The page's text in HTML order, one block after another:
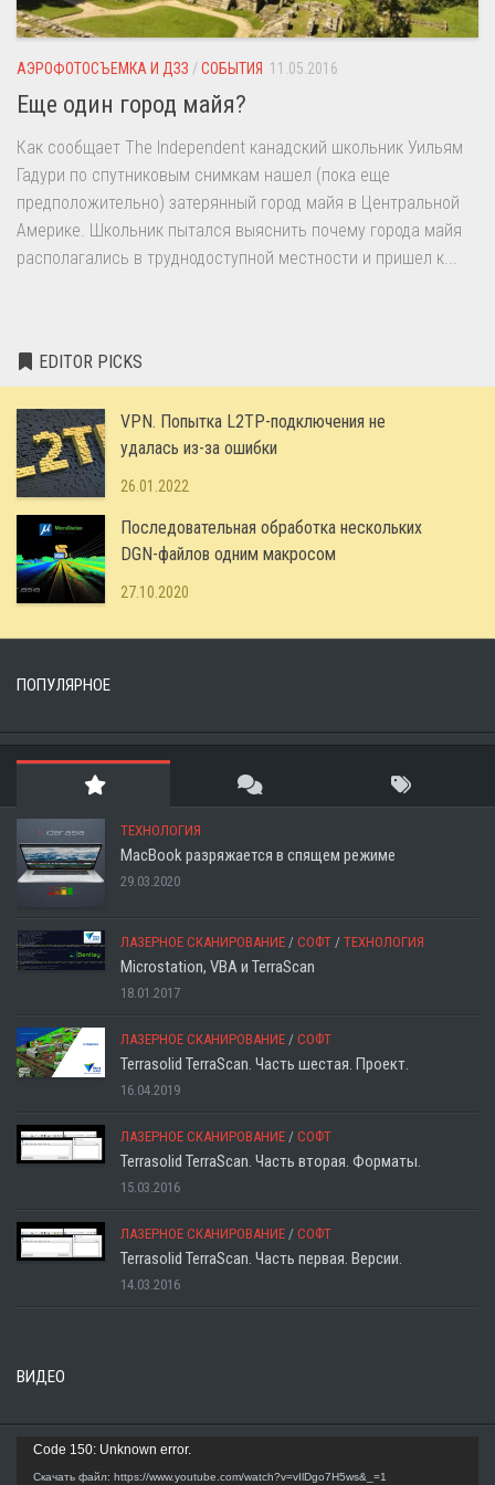
АЭРОФОТОСЪЕМКА И ДЗЗ /СОБЫТИЯ 11.05.2016
Еще один город майя?
Как сообщает The Independent канадский школьник Уильям
Гадури по спутниковым снимкам нашел (пока еще
предположительно) затерянный город майя в Центральной
Америке. Школьник пытался выяснить почему города майя
располагались в труднодоступной местности и пришел к...
EDITOR PICKS
VPN. Попытка L2TP-подключения не
удалась из-за ошибки
26.01.2022
Последовательная обработка нескольких
DGN-файлов одним макросом
27.10.2020
ПОПУЛЯРНОЕ
ТЕХНОЛОГИЯ
MacBook разряжается в спящем режиме
29.03.2020
ЛАЗЕРНОЕ СКАНИРОВАНИЕ / СОФТ / ТЕХНОЛОГИЯ
Microstation, VBA и TerraScan
18.01.2017
ЛАЗЕРНОЕ СКАНИРОВАНИЕ / СОФТ
Terrasolid TerraScan. Часть шестая. Проект.
16.04.2019
ЛАЗЕРНОЕ СКАНИРОВАНИЕ / СОФТ
Terrasolid TerraScan. Часть вторая. Форматы.
15.03.2016
ЛАЗЕРНОЕ СКАНИРОВАНИЕ / СОФТ
Terrasolid TerraScan. Часть первая. Версии.
14.03.2016
ВИДЕО
Видеоплеер
Code 150: Unknown error.
Скачать файл: https://www.youtube.com/watch?v=vIlDgo7H5ws&_=1